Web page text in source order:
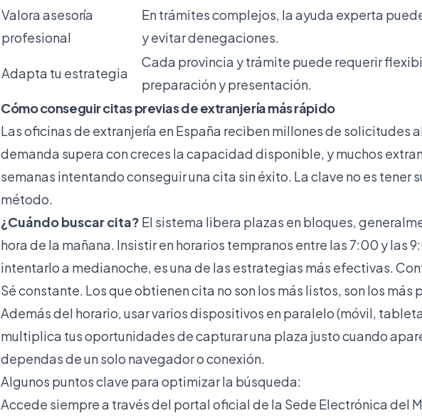
Valora asesoría
profesional
En trámites complejos, la ayuda experta
y evitar denegaciones.
Adapta tu estrategia
Cada provincia y trámite puede requerir
preparación y presentación.
Cómo conseguir citas previas de extranjería más rápido
Las oficinas de extranjería en España reciben millones de solicitudes
demanda supera con creces la capacidad disponible, y muchos
semanas intentando conseguir una cita sin éxito. La clave no es tener
método.
¿Cuándo buscar cita? El sistema libera plazas en bloques,
hora de la mañana. Insistir en horarios tempranos entre las 7:00 y las
intentarlo a medianoche, es una de las estrategias más efectivas.
Sé constante. Los que obtienen cita no son los más listos, son los más
Además del horario, usar varios dispositivos en paralelo (móvil,
multiplica tus oportunidades de capturar una plaza justo cuando
dependas de un solo navegador o conexión.
Algunos puntos clave para optimizar la búsqueda:
Accede siempre a través del portal oficial de la Sede Electrónica del